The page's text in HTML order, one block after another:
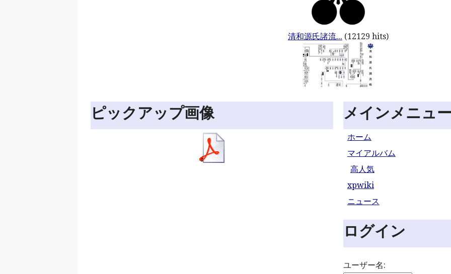
清和源氏諸流... (12129 hits)
ピックアップ画像 メインメニュ
ホーム
マイアルバム
高人気
xpwiki
ニュース
ログイン
ユーザー名: